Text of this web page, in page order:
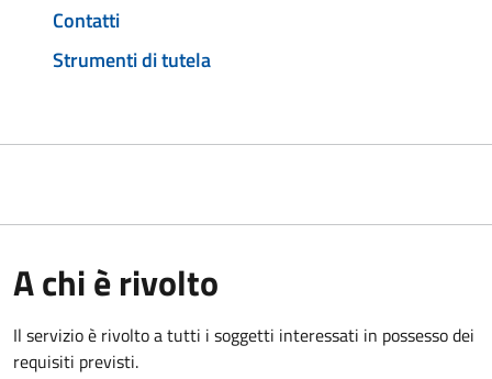
Contatti
Strumenti di tutela
A chi è rivolto
Il servizio è rivolto a tutti i soggetti interessati in possesso dei
requisiti previsti.